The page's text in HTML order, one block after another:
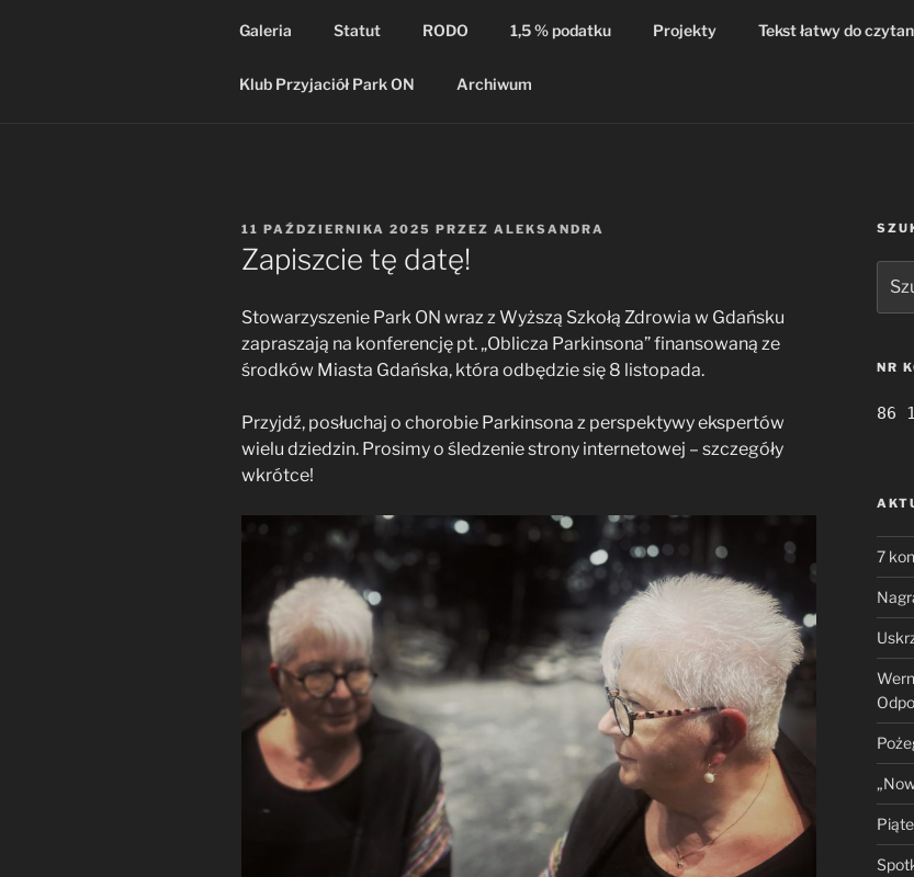
Galeria Statut RODO 1,5 % podatku Projekty Tekst łatwy do
Klub Przyjaciół Park ON Archiwum
OPUBLIKOWANE
W
11 PAŹDZIERNIKA 2025 PRZEZ ALEKSANDRA
Zapiszcie tę datę!
Stowarzyszenie Park ON wraz z Wyższą Szkołą Zdrowia w Gdańsku
zapraszają na konferencję pt. „Oblicza Parkinsona” finansowaną ze
środków Miasta Gdańska, która odbędzie się 8 listopada.
Przyjdź, posłuchaj o chorobie Parkinsona z perspektywy ekspertów
wielu dziedzin. Prosimy o śledzenie strony internetowej – szczegóły
wkrótce!
NR
86
7